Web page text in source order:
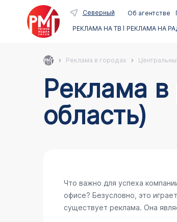
Северный Об агентстве
РЕКЛАМА НА ТВ
РЕКЛАМА НА
Реклама в городах
Реклама в
область)
Что важно для успеха
офисе? Безусловно, это
существует реклама. Она